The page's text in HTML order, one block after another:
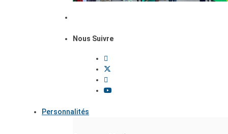
Nous Suivre
Personnalités